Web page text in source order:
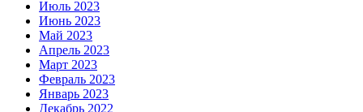
Июль 2023
Июнь 2023
Май 2023
Апрель 2023
Март 2023
Февраль 2023
Январь 2023
Декабрь 2022